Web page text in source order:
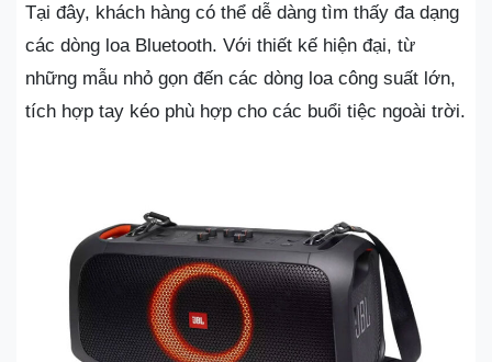
Tại đây, khách hàng có thể dễ dàng tìm thấy đa dạng
các dòng loa Bluetooth. Với thiết kế hiện đại, từ
những mẫu nhỏ gọn đến các dòng loa công suất lớn,
tích hợp tay kéo phù hợp cho các buổi tiệc ngoài trời.